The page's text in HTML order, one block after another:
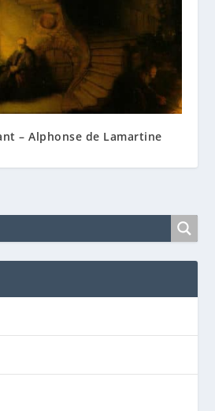
– Alphonse de Lamartine